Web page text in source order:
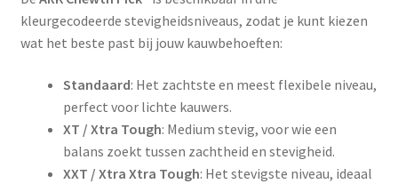
kleurgecodeerde stevigheidsniveaus, zodat je kunt kiezen
wat het beste past bij jouw kauwbehoeften:
Standaard: Het zachtste en meest flexibele niveau,
perfect voor lichte kauwers.
XT / Xtra Tough: Medium stevig, voor wie een
balans zoekt tussen zachtheid en stevigheid.
XXT / Xtra Xtra Tough: Het stevigste niveau, ideaal